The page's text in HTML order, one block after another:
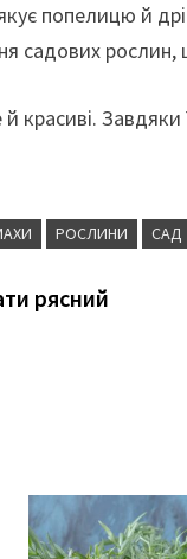
попелицю й
садових
й красиві.
РОСЛИНИ САД
рясний